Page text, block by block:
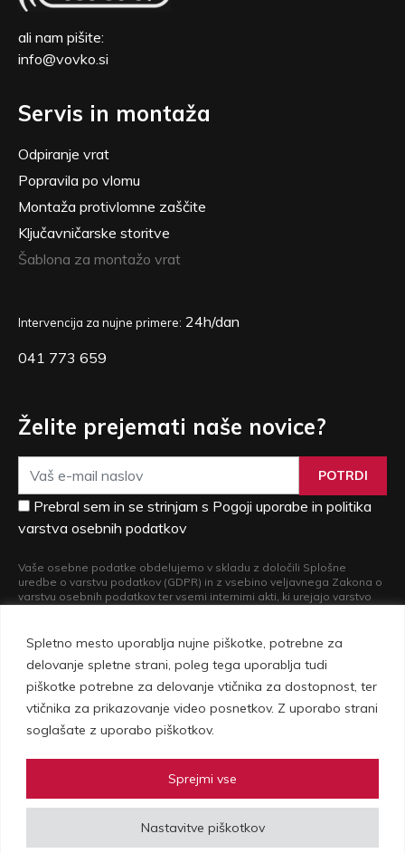
Spletno mesto uporablja nujne piškotke, potrebne za
delovanje spletne strani, poleg tega uporablja tudi
piškotke potrebne za delovanje vtičnika za dostopnost, ter
vtičnika za prikazovanje video posnetkov. Z uporabo strani
soglašate z uporabo piškotkov.
Nastavitve piškotkov
Sprejmi vse
ali nam pišite:
info@vovko.si
Servis in montaža
Odpiranje vrat
Popravila po vlomu
Montaža protivlomne zaščite
Ključavničarske storitve
Šablona za montažo vrat
Intervencija za nujne primere: 24h/dan
041 773 659
Želite prejemati naše novice?
POTRDI
Prebral sem in se strinjam s Pogoji uporabe in politika
varstva osebnih podatkov
Vaše osebne podatke obdelujemo v skladu z določili Splošne
uredbe o varstvu podatkov (GDPR) in z vsebino veljavnega Zakona o
varstvu osebnih podatkov ter vsemi internimi akti, ki urejajo varstvo
osebnih podatkov
Vovko d.o.o., Setnikarjeva 1, 1000 Ljubljana | © Copyright 2026 Vovko -
vse pravice pridržane |Pogoji uporabe in politika zasebnosti